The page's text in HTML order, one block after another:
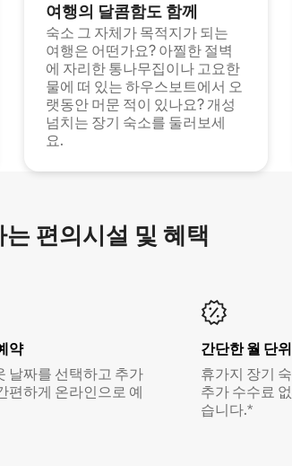
여행의 달콤함도 함께
숙소 그 자체가 목적지가 되는
여행은 어떤가요? 아찔한 절벽
에 자리한 통나무집이나 고요한
물에 떠 있는 하우스보트에서 오
랫동안 머문 적이 있나요? 개성
넘치는 장기 숙소를 둘러보세
요.
편의시설 및 혜택
약
날짜를 선택하고 추가
편하게 온라인으로 예
간단한 월 단
휴가지 장기
추가 수수료
습니다.*